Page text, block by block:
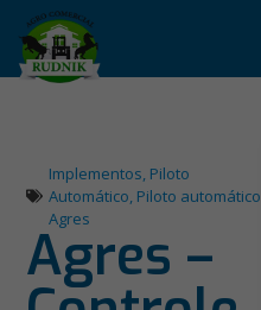
Implementos, Piloto
Automático, Piloto automático
Agres
Agres –